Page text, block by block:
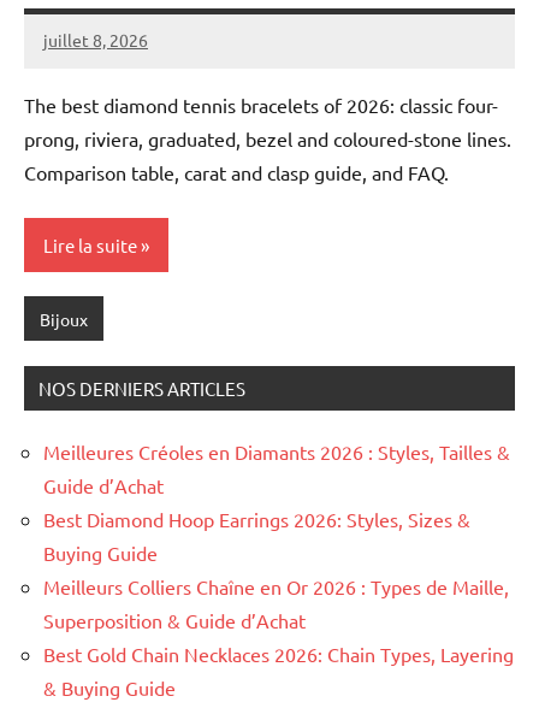
juillet 8, 2026
Raoul
The best diamond tennis bracelets of 2026: classic four-
prong, riviera, graduated, bezel and coloured-stone lines.
Comparison table, carat and clasp guide, and FAQ.
Lire la suite
Bijoux
NOS DERNIERS ARTICLES
Meilleures Créoles en Diamants 2026 : Styles, Tailles &
Guide d’Achat
Best Diamond Hoop Earrings 2026: Styles, Sizes &
Buying Guide
Meilleurs Colliers Chaîne en Or 2026 : Types de Maille,
Superposition & Guide d’Achat
Best Gold Chain Necklaces 2026: Chain Types, Layering
& Buying Guide